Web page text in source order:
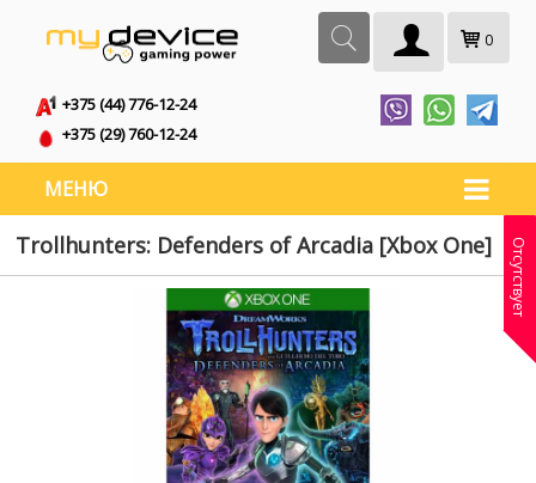
0
+375 (44) 776-12-24
+375 (29) 760-12-24
МЕНЮ
Trollhunters: Defenders of Arcadia [Xbox One] Отсутствует